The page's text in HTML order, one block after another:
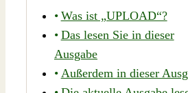
Was ist „UPLOAD“?
Das lesen Sie in dieser
Ausgabe
Außerdem in dieser